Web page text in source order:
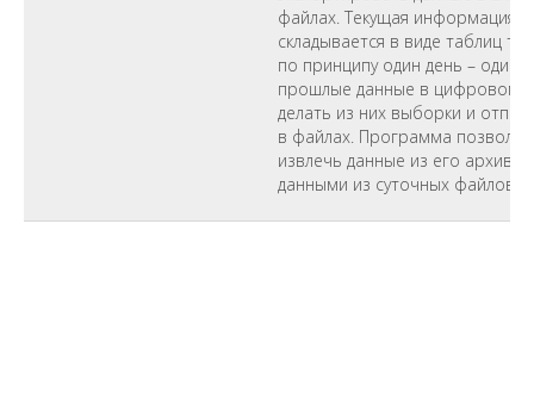
файлах. Текущая информация
складывается в виде таблиц
по принципу один день –
прошлые данные в цифровом
делать из них выборки и
в файлах. Программа
извлечь данные из его архива
данными из суточных файлов